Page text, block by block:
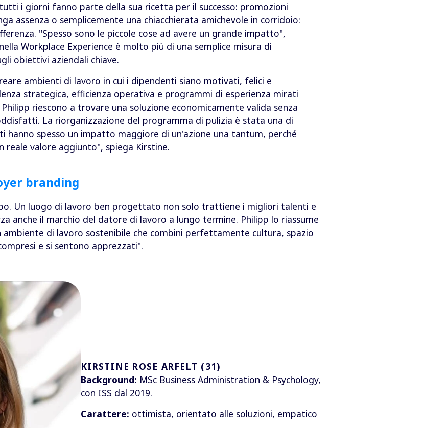
i giorni fanno parte della sua ricetta per il successo: promozioni
assenza o semplicemente una chiacchierata amichevole in corridoio:
"Spesso sono le piccole cose ad avere un grande impatto",
Workplace Experience è molto più di una semplice misura di
obiettivi aziendali chiave.
ambienti di lavoro in cui i dipendenti siano motivati, felici e
strategica, efficienza operativa e programmi di esperienza mirati
riescono a trovare una soluzione economicamente valida senza
La riorganizzazione del programma di pulizia è stata una di
hanno spesso un impatto maggiore di un'azione una tantum, perché
valore aggiunto", spiega Kirstine.
branding
Un luogo di lavoro ben progettato non solo trattiene i migliori talenti e
anche il marchio del datore di lavoro a lungo termine. Philipp lo riassume
di lavoro sostenibile che combini perfettamente cultura, spazio
e si sentono apprezzati".
KIRSTINE ROSE ARFELT (31)
Background: MSc Business Administration & Psychology,
con ISS dal 2019.
Carattere: ottimista, orientato alle soluzioni, empatico